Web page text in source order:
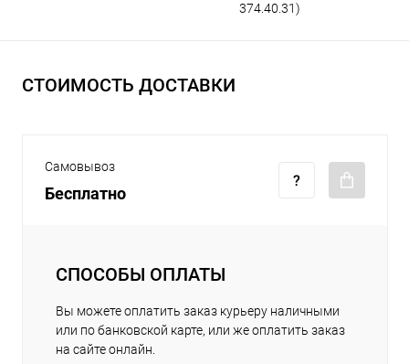
374.40.31)
СТОИМОСТЬ ДОСТАВКИ
Самовывоз
Бесплатно
СПОСОБЫ ОПЛАТЫ
Вы можете оплатить заказ курьеру наличными
или по банковской карте, или же оплатить заказ
на сайте онлайн.